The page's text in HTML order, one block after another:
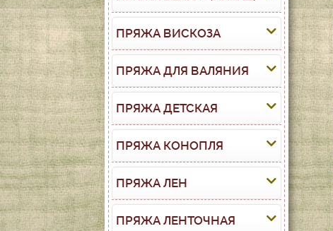
ПРЯЖА ВИСКОЗА
ПРЯЖА ДЛЯ ВАЛЯНИЯ
ПРЯЖА ДЕТСКАЯ
ПРЯЖА КОНОПЛЯ
ПРЯЖА ЛЕН
ПРЯЖА ЛЕНТОЧНАЯ